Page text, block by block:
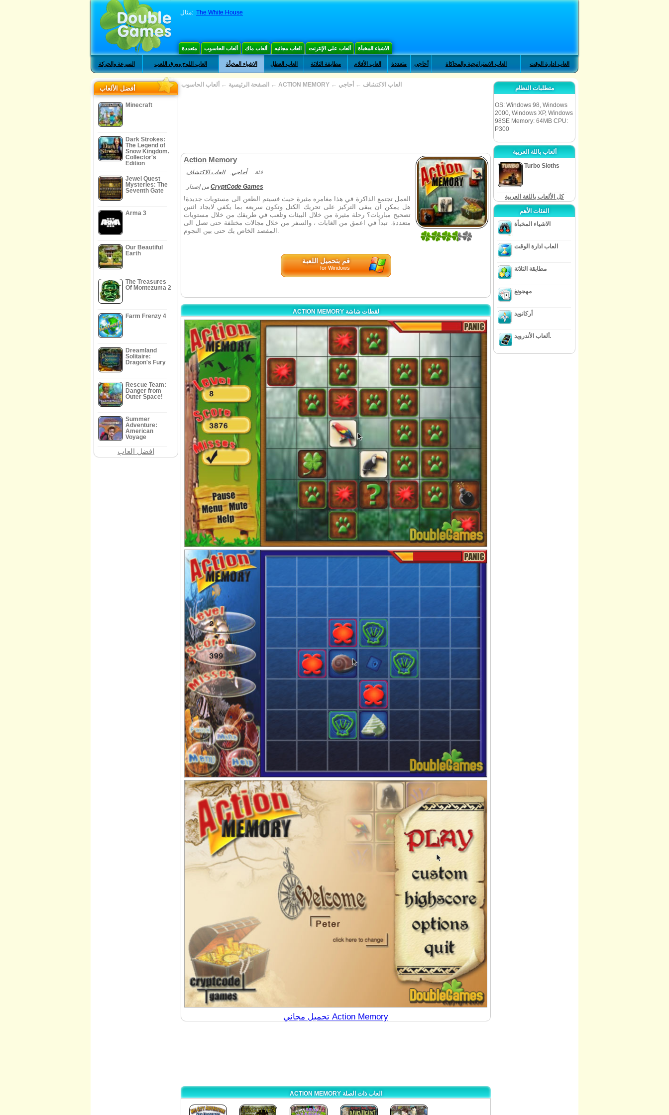
مثال: The White House
متعددة ألعاب الحاسوب ألعاب ماك العاب مجانيه ألعاب على الإنترنت الاشياء المخبأة
السرعة والحركة العاب اللوح وورق اللعب الاشياء المخبأة العاب العطل مطابقة الثلاثة العاب الأفلام متعددة أحاجي العاب الاستراتيجية والمحاكاة العاب ادارة الوقت
أفضل الألعاب
Minecraft
Dark Strokes:
The Legend of
Snow Kingdom.
Collector's
Edition
Jewel Quest
Mysteries: The
Seventh Gate
Arma 3
Our Beautiful
Earth
The Treasures
Of Montezuma 2
Farm Frenzy 4
Dreamland
Solitaire:
Dragon's Fury
Rescue Team:
Danger from
Outer Space!
Summer
Adventure:
American
Voyage
افضل العاب
الصفحة الرئيسية ← ألعاب الحاسوب ← ACTION MEMORY ← العاب الاكتشاف ← أحاجي
3
Action Memory
فئة: أحاجي العاب الاكتشاف
CryptCode Games
العمل تجتمع الذاكرة في هذا مغامره مثيرة حيث فسيتم الطعن الى مستويات جديدة!
هل يمكن ان يبقى التركيز على تحريك الكتل وتكون سريعه بما يكفي لايجاد اثنين
تصحيح مباريات؟ رحلة مثيرة من خلال البيئات وتلعب في طريقك من خلال مستويات
متعددة. تبدأ في اعمق من الغابات ، والسفر من خلال مجالات مختلفة حتى تصل الى
المقصد الخاص بك حتى بين النجوم.
قم بتحميل اللعبة
for Windows
ACTION MEMORY لقطات شاشة
تحميل مجاني Action Memory
ACTION MEMORY العاب ذات الصلة
متطلبات النظام
OS: Windows 98, Windows
2000, Windows XP, Windows
98SE Memory: 64MB CPU:
P300
ألعاب باللة العربية
Turbo Sloths
كل الألعاب باللغة العربية
الفئات الأهم
الاشياء المخبأة
العاب ادارة الوقت
مطابقة الثلاثة
مهجونغ
أركانويد
ألعاب الأندرويد.